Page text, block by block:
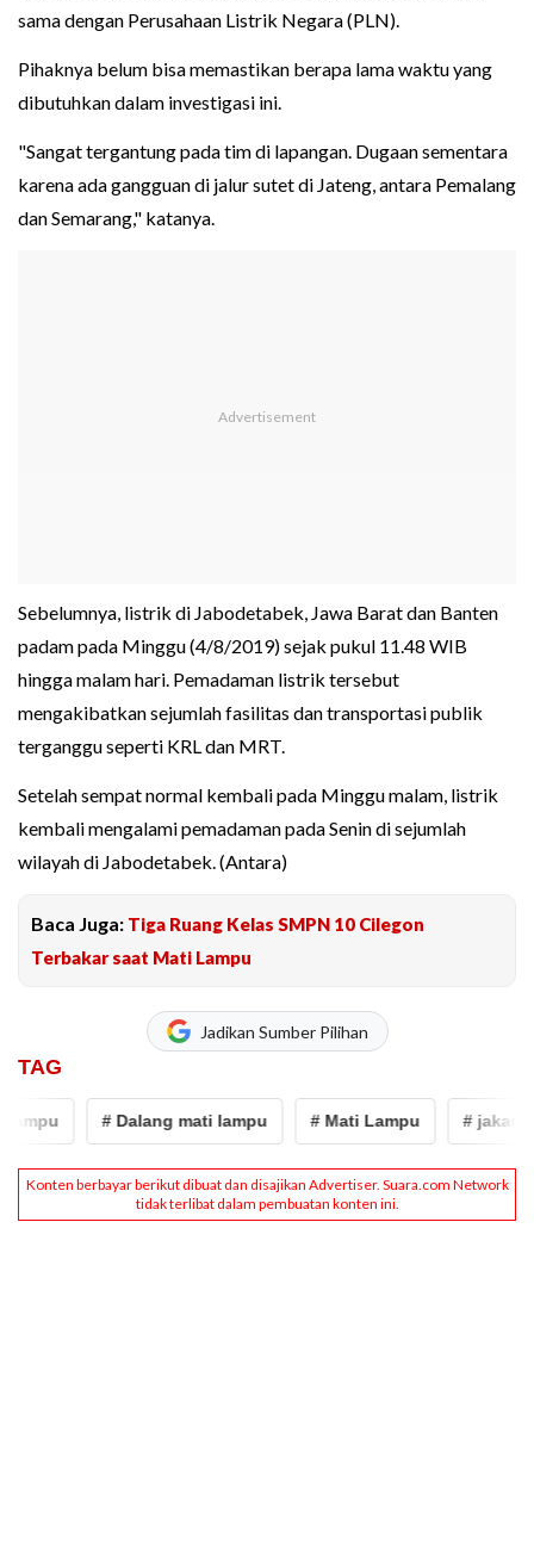
sama dengan Perusahaan Listrik Negara (PLN).
Pihaknya belum bisa memastikan berapa lama waktu yang
dibutuhkan dalam investigasi ini.
"Sangat tergantung pada tim di lapangan. Dugaan sementara
karena ada gangguan di jalur sutet di Jateng, antara Pemalang
dan Semarang," katanya.
Sebelumnya, listrik di Jabodetabek, Jawa Barat dan Banten
padam pada Minggu (4/8/2019) sejak pukul 11.48 WIB
hingga malam hari. Pemadaman listrik tersebut
mengakibatkan sejumlah fasilitas dan transportasi publik
terganggu seperti KRL dan MRT.
Setelah sempat normal kembali pada Minggu malam, listrik
kembali mengalami pemadaman pada Senin di sejumlah
wilayah di Jabodetabek. (Antara)
Baca Juga: Tiga Ruang Kelas SMPN 10 Cilegon
Terbakar saat Mati Lampu
Jadikan Sumber Pilihan
TAG
# Dalang mati lampu # Mati Lampu # jakarta